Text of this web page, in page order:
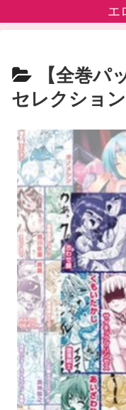
エ
【全巻パ
セレクション